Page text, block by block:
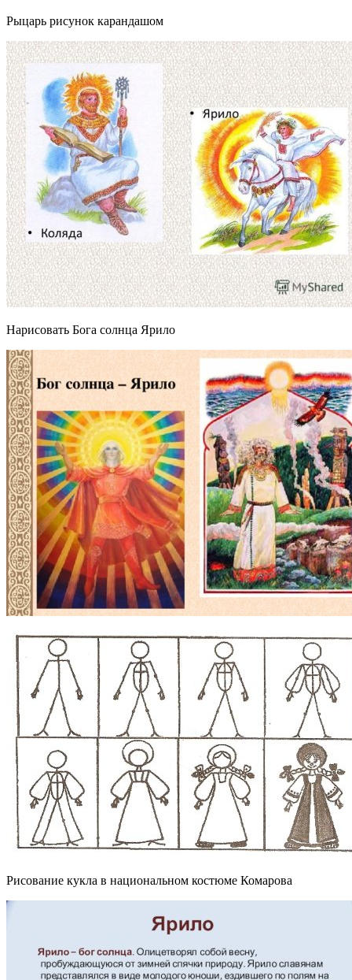
Рыцарь рисунок карандашом
Нарисовать Бога солнца Ярило
Рисование кукла в национальном костюме Комарова